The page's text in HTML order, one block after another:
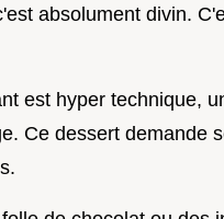
absolument divin.
est hyper technique,
Ce dessert demande